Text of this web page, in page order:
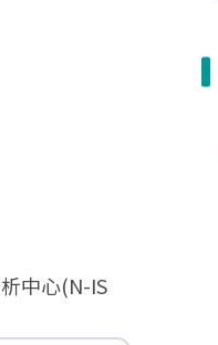
中心(N-IS